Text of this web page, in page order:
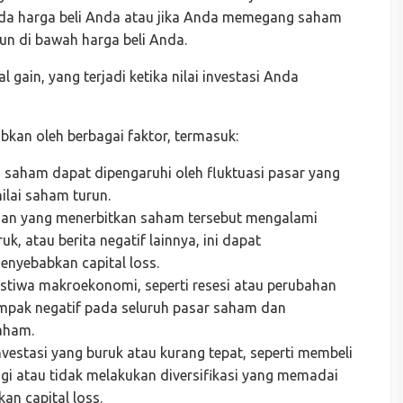
harga beli Anda atau jika Anda memegang saham
di bawah harga beli Anda.
gain, yang terjadi ketika nilai investasi Anda
oleh berbagai faktor, termasuk:
saham dapat dipengaruhi oleh fluktuasi pasar yang
saham turun.
yang menerbitkan saham tersebut mengalami
atau berita negatif lainnya, ini dapat
capital loss.
makroekonomi, seperti resesi atau perubahan
negatif pada seluruh pasar saham dan
yang buruk atau kurang tepat, seperti membeli
atau tidak melakukan diversifikasi yang memadai
capital loss.